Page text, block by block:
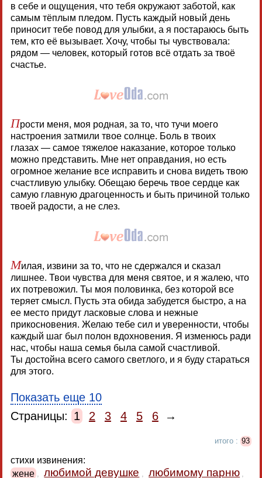
в себе и ощущения, что тебя окружают заботой, как
самым тёплым пледом. Пусть каждый новый день
приносит тебе повод для улыбки, а я постараюсь быть
тем, кто её вызывает. Хочу, чтобы ты чувствовала:
рядом — человек, который готов всё отдать за твоё
счастье.
Прости меня, моя родная, за то, что тучи моего
настроения затмили твое солнце. Боль в твоих
глазах — самое тяжелое наказание, которое только
можно представить. Мне нет оправдания, но есть
огромное желание все исправить и снова видеть твою
счастливую улыбку. Обещаю беречь твое сердце как
самую главную драгоценность и быть причиной только
твоей радости, а не слез.
Милая, извини за то, что не сдержался и сказал
лишнее. Твои чувства для меня святое, и я жалею, что
их потревожил. Ты моя половинка, без которой все
теряет смысл. Пусть эта обида забудется быстро, а на
ее место придут ласковые слова и нежные
прикосновения. Желаю тебе сил и уверенности, чтобы
каждый шаг был полон вдохновения. Я изменюсь ради
нас, чтобы наша семья была самой счастливой.
Ты достойна всего самого светлого, и я буду стараться
для этого.
Показать еще 10
Страницы: 1 2 3 4 5 6 →
итого : 93
стихи извинения:
жене , любимой девушке , любимому парню ,